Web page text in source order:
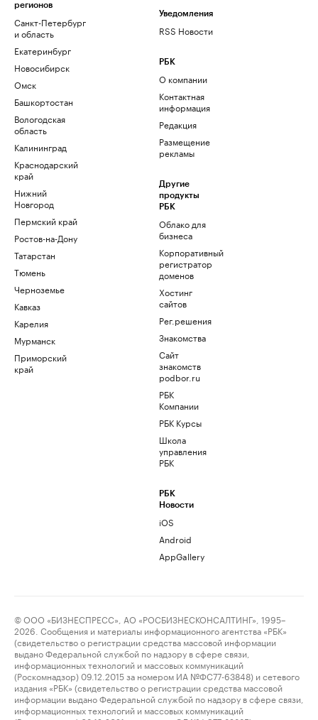
регионов
Санкт-Петербург
и область
Екатеринбург
Новосибирск
Омск
Башкортостан
Вологодская
область
Калининград
Краснодарский
край
Нижний
Новгород
Пермский край
Ростов-на-Дону
Татарстан
Тюмень
Черноземье
Кавказ
Карелия
Мурманск
Приморский
край
Уведомления
RSS Новости
РБК
О компании
Контактная
информация
Редакция
Размещение
рекламы
Другие
продукты
РБК
Облако для
бизнеса
Корпоративный
регистратор
доменов
Хостинг
сайтов
Рег.решения
Знакомства
Сайт
знакомств
podbor.ru
РБК
Компании
РБК Курсы
Школа
управления
РБК
РБК
Новости
iOS
Android
AppGallery
© ООО «БИЗНЕСПРЕСС», АО «РОСБИЗНЕСКОНСАЛТИНГ», 1995–
2026. Сообщения и материалы информационного агентства «РБК»
(свидетельство о регистрации средства массовой информации
выдано Федеральной службой по надзору в сфере связи,
информационных технологий и массовых коммуникаций
(Роскомнадзор) 09.12.2015 за номером ИА №ФС77-63848) и сетевого
издания «РБК» (свидетельство о регистрации средства массовой
информации выдано Федеральной службой по надзору в сфере связи,
информационных технологий и массовых коммуникаций